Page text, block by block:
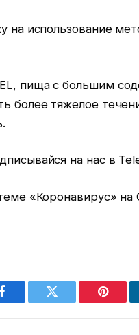
на использование
пища с большим
более тяжелое
на нас в
«Коронавирус» на
Facebook Twitter